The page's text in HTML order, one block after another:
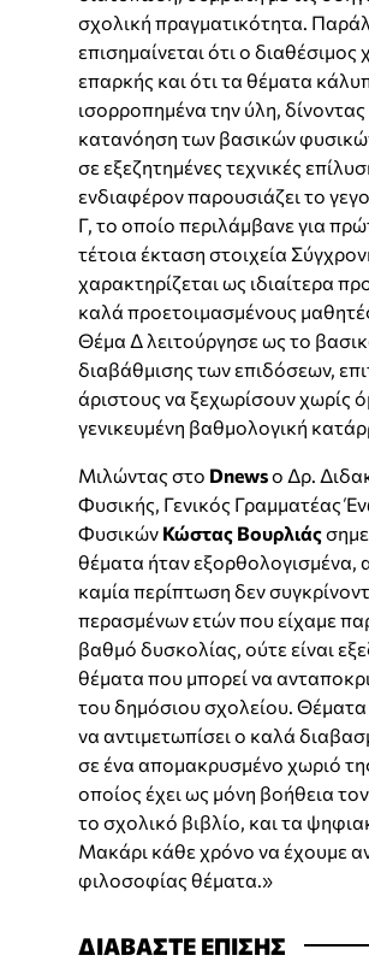
σχολική πραγματικότητα.
επισημαίνεται ότι ο διαθέσιμος
επαρκής και ότι τα θέματα
ισορροπημένα την ύλη,
κατανόηση των βασικών
σε εξεζητημένες τεχνικές
ενδιαφέρον παρουσιάζει το
Γ, το οποίο περιλάμβανε για
τέτοια έκταση στοιχεία
χαρακτηρίζεται ως ιδιαίτερα
καλά προετοιμασμένους
Θέμα Δ λειτούργησε ως το
διαβάθμισης των επιδόσεων,
άριστους να ξεχωρίσουν χωρίς
γενικευμένη βαθμολογική
Μιλώντας στο Dnewsο Δρ.
Φυσικής, Γενικός Γραμματέας
Φυσικών Κώστας Βουρλιάς
θέματα ήταν εξορθολογισμένα,
καμία περίπτωση δεν
περασμένων ετών που είχαμε
βαθμό δυσκολίας, ούτε είναι
θέματα που μπορεί να
του δημόσιου σχολείου.
να αντιμετωπίσει ο καλά
σε ένα απομακρυσμένο χωριό
οποίος έχει ως μόνη βοήθεια
το σχολικό βιβλίο, και τα
Μακάρι κάθε χρόνο να έχουμε
φιλοσοφίας θέματα.»
ΔΙΑΒΑΣΤΕ ΕΠΙΣΗΣ